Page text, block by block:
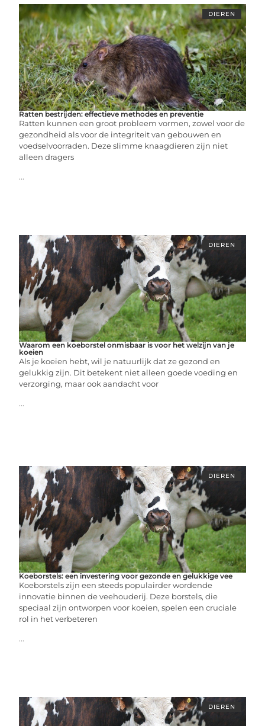
DIEREN
Ratten bestrijden: effectieve methodes en preventie
Ratten kunnen een groot probleem vormen, zowel voor de
gezondheid als voor de integriteit van gebouwen en
voedselvoorraden. Deze slimme knaagdieren zijn niet
alleen dragers
...
DIEREN
Waarom een koeborstel onmisbaar is voor het welzijn van je
koeien
Als je koeien hebt, wil je natuurlijk dat ze gezond en
gelukkig zijn. Dit betekent niet alleen goede voeding en
verzorging, maar ook aandacht voor
...
DIEREN
Koeborstels: een investering voor gezonde en gelukkige vee
Koeborstels zijn een steeds populairder wordende
innovatie binnen de veehouderij. Deze borstels, die
speciaal zijn ontworpen voor koeien, spelen een cruciale
rol in het verbeteren
...
DIEREN